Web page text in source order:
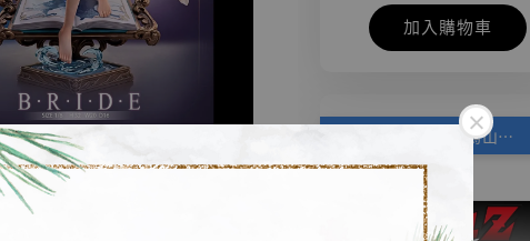
加入購物車
加購優惠【悟空 鳥山明紀念款 [奇蹟工作室]】